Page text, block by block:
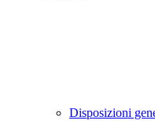
Disposizioni